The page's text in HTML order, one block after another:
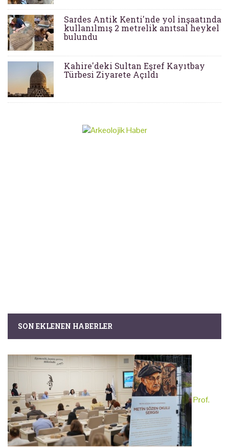
Sardes Antik Kenti'nde yol inşaatında
kullanılmış 2 metrelik anıtsal heykel
bulundu
Kahire'deki Sultan Eşref Kayıtbay
Türbesi Ziyarete Açıldı
SON EKLENEN HABERLER
Prof.